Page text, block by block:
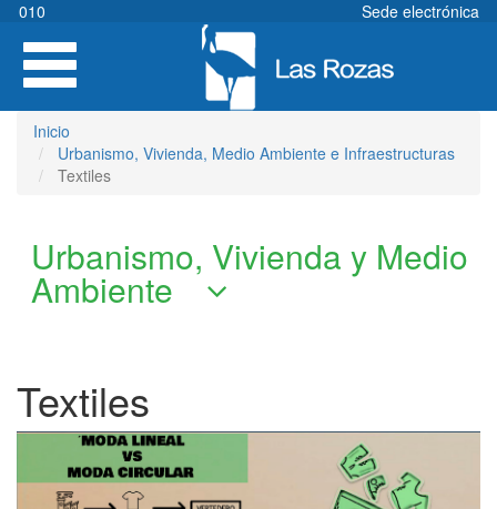
Pasar
contenido
principal
010
Sede electrónica
Toggle
navigation
Inicio
Urbanismo, Vivienda, Medio Ambiente e Infraestructuras
Textiles
Urbanismo, Vivienda y Medio
Ambiente
Textiles